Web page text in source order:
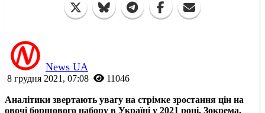
News UA
8 грудня 2021, 07:08 11046
Аналітики звертають увагу на стрімке зростання цін на
овочі борщового набору в Україні у 2021 році. Зокрема,